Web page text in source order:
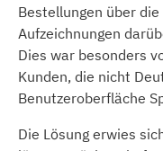
Bestellungen über
Aufzeichnungen
Dies war besonders
Kunden, die nicht
Benutzeroberfläche
Die Lösung erwies